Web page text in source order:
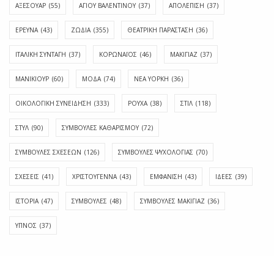
ΑΞΕΣΟΥΑΡ (55) ΑΓΊΟΥ ΒΑΛΕΝΤΊΝΟΥ (37) ΑΠΟΛΈΠΙΣΗ (37)
ΕΡΕΥΝΑ (43) ΖΩΔΙΑ (355) ΘΕΑΤΡΙΚΗ ΠΑΡΑΣΤΑΣΗ (36)
ΙΤΑΛΙΚΗ ΣΥΝΤΑΓΗ (37) ΚΟΡΩΝΑΪΟΣ (46) ΜΑΚΙΓΙΑΖ (37)
ΜΑΝΙΚΙΟΥΡ (60) ΜΟΔΑ (74) ΝΕΑ ΥΟΡΚΗ (36)
ΟΙΚΟΛΟΓΙΚΗ ΣΥΝΕΙΔΗΣΗ (333) ΡΟΥΧΑ (38) ΣΤΙΛ (118)
ΣΤΥΛ (90) ΣΥΜΒΟΥΛΕΣ ΚΑΘΑΡΙΣΜΟΥ (72)
ΣΥΜΒΟΥΛΕΣ ΣΧΕΣΕΩΝ (126) ΣΥΜΒΟΥΛΕΣ ΨΥΧΟΛΟΓΙΑΣ (70)
ΣΧΕΣΕΙΣ (41) ΧΡΙΣΤΟΥΓΕΝΝΑ (43) ΕΜΦΆΝΙΣΗ (43) ΙΔΈΕΣ (39)
ΙΣΤΟΡΊΑ (47) ΣΥΜΒΟΥΛΈΣ (48) ΣΥΜΒΟΥΛΈΣ ΜΑΚΙΓΙΆΖ (36)
ΎΠΝΟΣ (37)